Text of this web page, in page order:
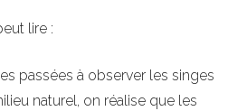
lire :
passées à observer les singes
naturel, on réalise que les